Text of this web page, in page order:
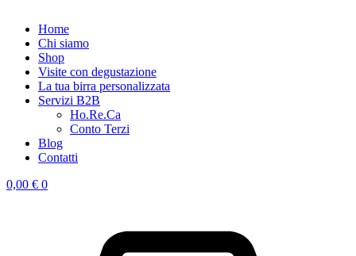
Home
Chi siamo
Shop
Visite con degustazione
La tua birra personalizzata
Servizi B2B
Ho.Re.Ca
Conto Terzi
Blog
Contatti
0,00 € 0